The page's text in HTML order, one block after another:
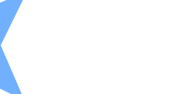
tu cuenta Bitnovo o realiza compras
/ débito
y Mastercard para comprar